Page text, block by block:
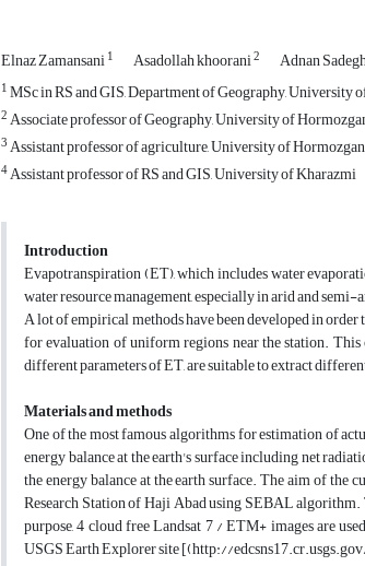
Elnaz Zamansani1 Asadollah khoorani2 Adnan
1MSc in RS and GIS, Department of Geography, University
2Associate professor of Geography, University of
3Assistant professor of agriculture, University of Hormozgan
4Assistant professor of RS and GIS, University of Kharazmi
Introduction
Evapotranspiration (ET), which includes water
water resource management, especially in arid and semi-
A lot of empirical methods have been developed in
for evaluation of uniform regions near the station.
different parameters of ET, are suitable to extract
Materials and methods
One of the most famous algorithms for estimation of
energy balance at the earth's surface including net
the energy balance at the earth surface. The aim of
Research Station of Haji Abad using SEBAL algorithm.
purpose, 4 cloud free Landsat 7 / ETM+ images are
USGS Earth Explorer site [(http://